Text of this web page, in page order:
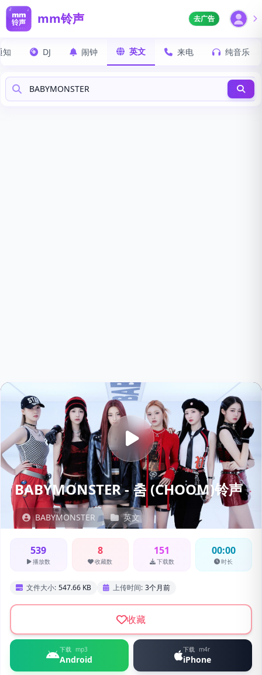
mm铃声 去广告
知 DJ 闹钟 英文 来电 纯音乐
BABYMONSTER - 춤 (CHOOM)铃声
BABYMONSTER 英文
539
播放数
8
收藏数
151
下载数
00:00
时长
文件大小: 547.66 KB 上传时间: 3个月前
收藏
下载 mp3
Android
下载 m4r
iPhone